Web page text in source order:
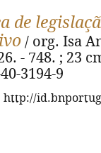
de
/ org. Isa
- 748. ; 23
3194-9
http://